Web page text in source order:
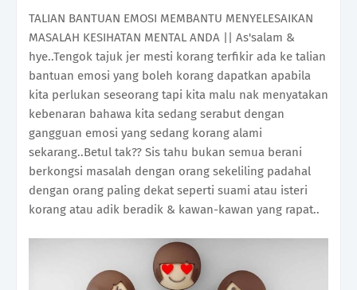
TALIAN BANTUAN EMOSI MEMBANTU MENYELESAIKAN
MASALAH KESIHATAN MENTAL ANDA || As'salam &
hye..Tengok tajuk jer mesti korang terfikir ada ke talian
bantuan emosi yang boleh korang dapatkan apabila
kita perlukan seseorang tapi kita malu nak menyatakan
kebenaran bahawa kita sedang serabut dengan
gangguan emosi yang sedang korang alami
sekarang..Betul tak?? Sis tahu bukan semua berani
berkongsi masalah dengan orang sekeliling padahal
dengan orang paling dekat seperti suami atau isteri
korang atau adik beradik & kawan-kawan yang rapat..